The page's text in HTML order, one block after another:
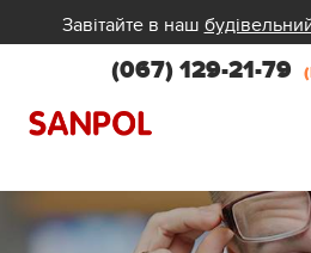
Завітайте в наш
(067) 129-21-79